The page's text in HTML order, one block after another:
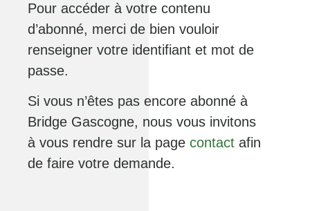
Pour accéder à votre contenu
d’abonné, merci de bien vouloir
renseigner votre identifiant et mot de
passe.
Si vous n’êtes pas encore abonné à
Bridge Gascogne, nous vous invitons
à vous rendre sur la page contact afin
de faire votre demande.